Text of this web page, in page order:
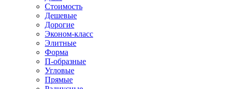
Стоимость
Дешевые
Дорогие
Эконом-класс
Элитные
Форма
П-образные
Угловые
Прямые